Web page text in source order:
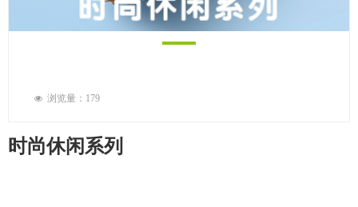
넶 浏览量： 179
时尚休闲系列